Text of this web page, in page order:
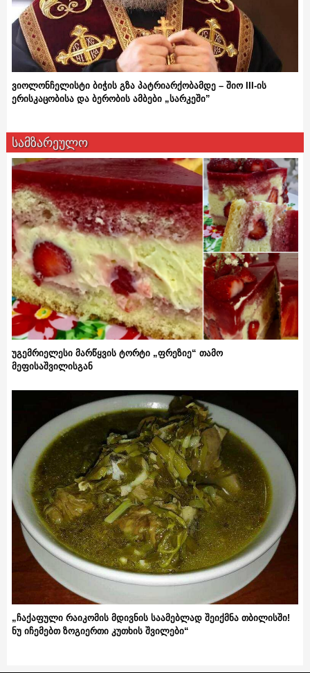
ვიოლონჩელისტი ბიჭის გზა პატრიარქობამდე – შიო III-ის
ერისკაცობისა და ბერობის ამბები „სარკეში”
სამზარეულო
უგემრიელესი მარწყვის ტორტი „ფრეზიე“ თამო
მეფისაშვილისგან
„ჩაქაფული რაიკომის მდივნის საამებლად შეიქმნა თბილისში!
ნუ იჩემებთ ზოგიერთი კუთხის შვილები“